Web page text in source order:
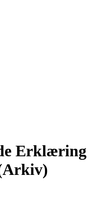
Erklæring